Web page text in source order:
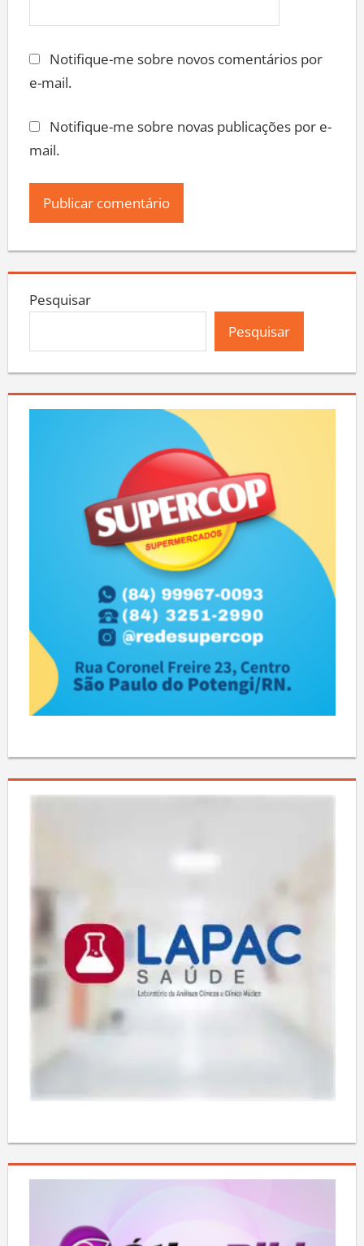
Notifique-me sobre novos comentários por
e-mail.
Notifique-me sobre novas publicações por e-
mail.
Pesquisar
Pesquisar